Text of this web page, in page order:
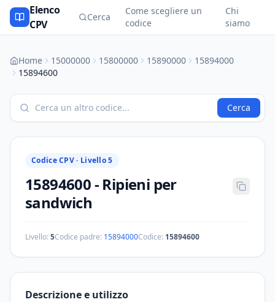
Elenco
CPV
Cerca
Come scegliere un
codice
Chi
siamo
Home 15000000 15800000 15890000
15894000
15894600
Cerca
Codice CPV · Livello 5
15894600- Ripieni per
sandwich
Livello:5Codice padre: 15894000Codice: 15894600
Descrizione e utilizzo